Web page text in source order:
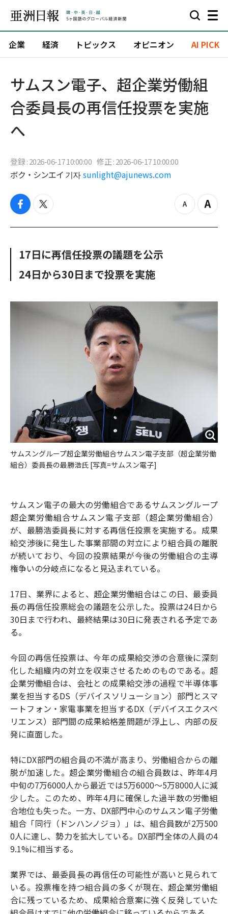
企業 経済 トピックス オピニオン AI PICK
サムスン電子、超企業労働組
合委員長の再信任投票を実施
へ
登録 : 2026-06-17 10:00:00 修正 : 2026-06-17 10:00:00
ボク・シンエイ 기자 sunlight@ajunews.com
f
c
o
k
t
i
e
z
o
Z
o
17日に再信任投票の議題を公示
24日から30日まで投票を実施
サムスングループ超企業労働組合サムスン電子支部（超企業労働
組合）委員長の最勝浩氏 [写真=サムスン電子]
サムスン電子の最大の労働組合であるサムスングループ
超企業労働組合サムスン電子支部（超企業労働組合）
が、最勝浩委員長に対する再信任投票を実施する。成果
給交渉後に発生した事業部間の対立により組合員の離脱
が続いており、今回の投票結果が今後の労働組合の主導
権争いの分岐点になると見込まれている。
17日、業界によると、超企業労働組合はこの日、最委員
長の再信任投票総会の議題を公示した。投票は24日から
30日まで行われ、最終結果は30日に発表される予定であ
る。
今回の再信任投票は、今年の成果給交渉の合意後に深刻
化した組織内の対立を収束させるためのものである。超
企業労働組合は、会社との成果給交渉の過程で半導体事
業を担当するDS（デバイスソリューション）部門とスマ
ートフォン・家電事業を担当するDX（デバイスエクスペ
リエンス）部門間の成果給格差問題が浮上し、内部の反
発に直面した。
特にDX部門の組合員の不満が高まり、労働組合からの離
脱が加速した。超企業労働組合の組合員数は、昨年4月
中旬の7万6000人から最近では5万6000～5万8000人に減
少した。このため、昨年4月に確保した過半数の労働組
合地位も失った。一方、DX部門中心のサムスン電子労働
組合「同行（ドンハンノジョ）」は、組合員数が2万500
0人に達し、勢力を拡大している。DX部門全体の人員の4
9.1%に相当する。
業界では、最委員長の再信任の可能性が高いと見られて
いる。投票権を持つ組合員の多くが現在、超企業労働組
合に残っているため、成果給合意案に強く反発していた